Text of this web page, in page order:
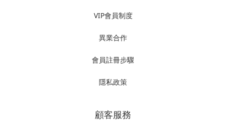
VIP會員制度
異業合作
會員註冊步驟
隱私政策
顧客服務